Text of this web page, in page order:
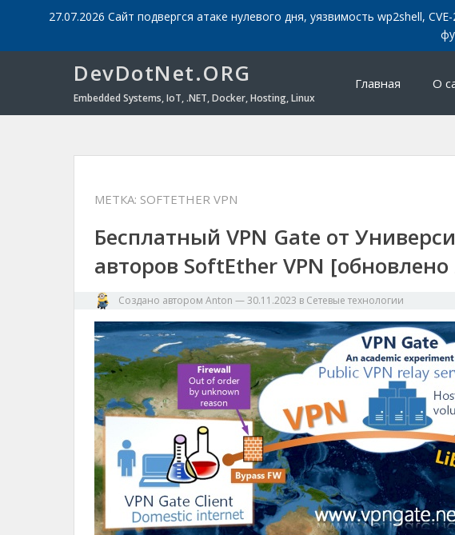
27.07.2026 Сайт подвергся атаке нулевого дня, уязвимость wp2shell,
DevDotNet.ORG
Embedded Systems, IoT, .NET, Docker, Hosting, Linux
Главная О
МЕТКА: SOFTETHER VPN
Бесплатный VPN Gate от
авторов SoftEther VPN
Создано автором Anton —30.11.2023 в Сетевые технологии